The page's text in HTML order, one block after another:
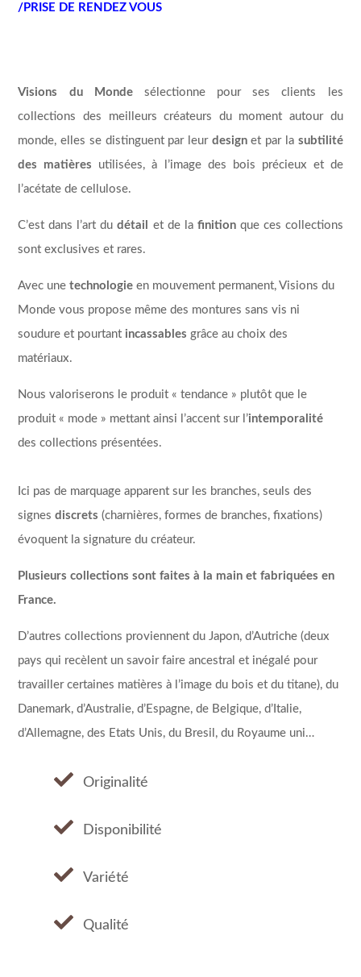
/PRISE DE RENDEZ VOUS
Visions du Mondesélectionne pour ses clients les
collections des meilleurs créateurs du moment autour du
monde, elles se distinguent par leur designet par la subtilité
des matières utilisées, à l’image des bois précieux et de
l’acétate de cellulose.
C’est dans l’art dudétail et de la finitionque ces collections
sont exclusives et rares.
Avec unetechnologie en mouvement permanent, Visions du
Monde vous propose même des montures sans vis ni
soudure et pourtant incassables grâce au choix des
matériaux.
Nous valoriserons le produit « tendance » plutôt que le
produit « mode » mettant ainsi l’accent sur l’intemporalité
des collections présentées.
Ici pas de marquage apparent sur les branches, seuls des
signesdiscrets (charnières, formes de branches, fixations)
évoquent la signature du créateur.
Plusieurs collections sont faites à la main et fabriquées en
France.
D’autres collections proviennent du Japon, d’Autriche (deux
pays qui recèlent un savoir faire ancestral et inégalé pour
travailler certaines matières à l’image du bois et du titane), du
Danemark, d’Australie, d’Espagne, de Belgique, d’Italie,
d’Allemagne, des Etats Unis, du Bresil, du Royaume uni…
Originalité
Disponibilité
Variété
Qualité